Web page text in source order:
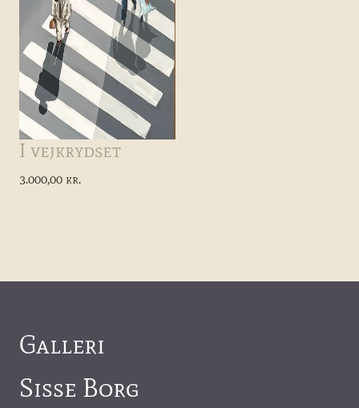
I vejkrydset
3.000,00 kr.
Galleri
Sisse Borg